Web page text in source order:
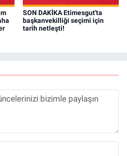
SON DAKİKA Etimesgut'ta
başkanvekilliği seçimi için
tarih netleşti!